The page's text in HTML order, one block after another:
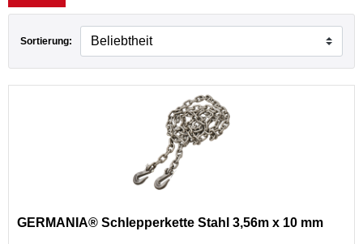
Sortierung:
GERMANIA® Schlepperkette Stahl 3,56m x 10 mm